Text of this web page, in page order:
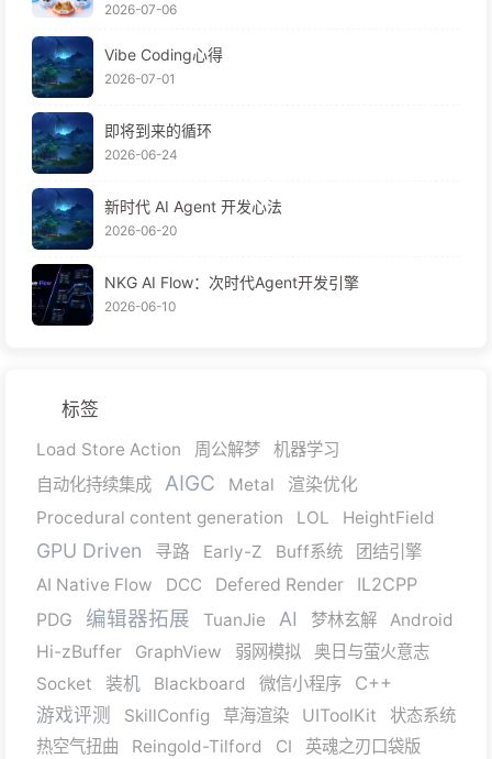
2026-07-06
Vibe Coding心得
2026-07-01
即将到来的循环
2026-06-24
新时代 AI Agent 开发心法
2026-06-20
NKG AI Flow：次时代Agent开发引擎
2026-06-10
标签
Load Store Action 周公解梦
机器学习
自动化持续集成
AIGC Metal
渲染优化
Procedural content generation
LOL HeightField
GPU Driven 寻路 Early-Z Buff系统
团结引擎
AI Native Flow
DCC Defered Render IL2CPP
PDG 编辑器拓展 TuanJie AI 梦林玄解
Android
Hi-zBuffer
GraphView 弱网模拟
奥日与萤火意志
Socket
装机 Blackboard 微信小程序
C++
游戏评测
SkillConfig 草海渲染 UIToolKit
状态系统
热空气扭曲
Reingold-Tilford CI
英魂之刃口袋版